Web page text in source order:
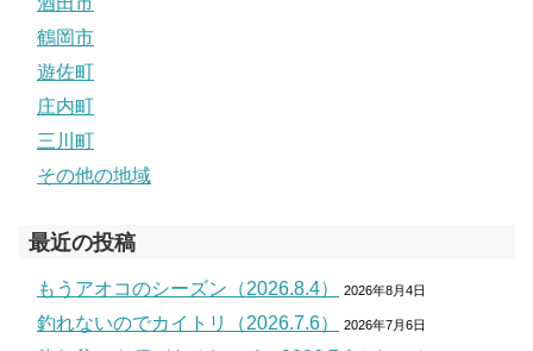
鶴岡市
遊佐町
庄内町
三川町
その他の地域
最近の投稿
もうアオコのシーズン（2026.8.4） 2026年8月4日
釣れないのでカイトリ（2026.7.6） 2026年7月6日